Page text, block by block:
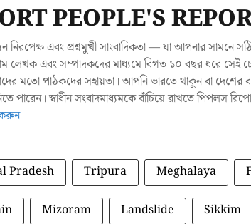
PEOPLE'S
নিরপেক্ষ এবং প্রশ্নমুখী সাংবাদিকতা — যা আপনার সামনে
লেখক এবং সম্পাদকদের মাধ্যমে বিগত ১০ বছর ধরে সেই
মতো পাঠকদের সহায়তা। আপনি ভারতে থাকুন বা দেশের
পারেন। স্বাধীন সংবাদমাধ্যমকে বাঁচিয়ে রাখতে পিপলস
করুন
Pradesh Tripura Meghalaya
Mizoram Landslide Sikkim